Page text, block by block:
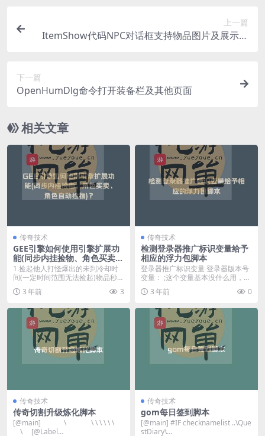
上一篇
ItemShow代码NPC对话框支持物品图片及展示属
下一篇
OpenHumDlg命令打开装备栏及其他页面
相关文章
传奇技术
GEE引擎如何使用引擎扩展功
能(同步内挂捡物、角色买卖、
角色自动捡物)？
1.捡起他人打怪爆出的未到冷却时
间(一定时间范围无法捡起)物品秒捡
命令(可用于空...
3 年前 3
传奇技术
检测登录器推广标识变量给予
相应的浮力包脚本
登录器推广标识变量 登录器版本号
变量： ;这个变量基本没什么用，属
内核编译版本变...
3 年前 0
传奇技术
传奇切割升级炼化脚本
[@main] \ \ \ \ \ \ \
\ [@Label...
传奇技术
gom每日签到脚本
[@main] #IF checknamelist ..\Que
stDiary\...